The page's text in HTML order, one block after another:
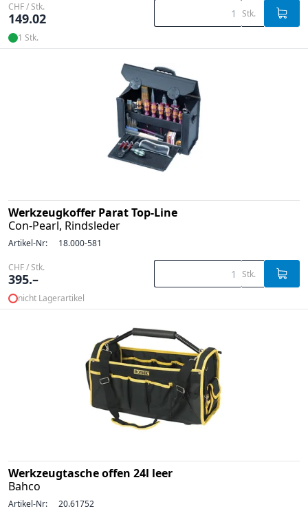
CHF / Stk.
149.02 Stk.
1 Stk.
Werkzeugkoffer Parat Top-Line
Con-Pearl, Rindsleder
Artikel-Nr: 18.000-581
CHF / Stk.
395.– Stk.
nicht Lagerartikel
Werkzeugtasche offen 24l leer
Bahco
Artikel-Nr: 20.61752